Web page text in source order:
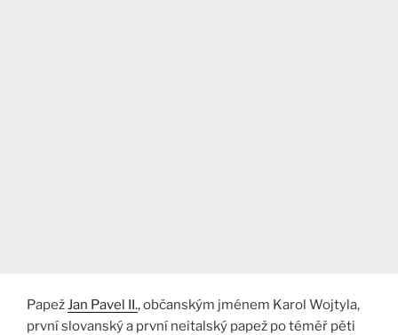
PapežJan Pavel II., občanským jménem Karol Wojtyla,
první slovanský a první neitalský papež po téměř pěti